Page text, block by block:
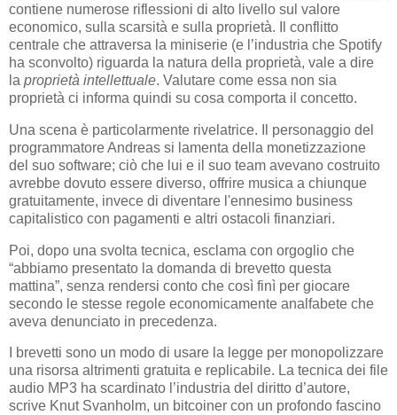
contiene numerose riflessioni di alto livello sul valore
economico, sulla scarsità e sulla proprietà. Il conflitto
centrale che attraversa la miniserie (e l’industria che Spotify
ha sconvolto) riguarda la natura della proprietà, vale a dire
la proprietà intellettuale. Valutare come essa non sia
proprietà ci informa quindi su cosa comporta il concetto.
Una scena è particolarmente rivelatrice. Il personaggio del
programmatore Andreas si lamenta della monetizzazione
del suo software; ciò che lui e il suo team avevano costruito
avrebbe dovuto essere diverso, offrire musica a chiunque
gratuitamente, invece di diventare l'ennesimo business
capitalistico con pagamenti e altri ostacoli finanziari.
Poi, dopo una svolta tecnica, esclama con orgoglio che
“abbiamo presentato la domanda di brevetto questa
mattina”, senza rendersi conto che così finì per giocare
secondo le stesse regole economicamente analfabete che
aveva denunciato in precedenza.
I brevetti sono un modo di usare la legge per monopolizzare
una risorsa altrimenti gratuita e replicabile. La tecnica dei file
audio MP3 ha scardinato l’industria del diritto d’autore,
scrive Knut Svanholm, un bitcoiner con un profondo fascino